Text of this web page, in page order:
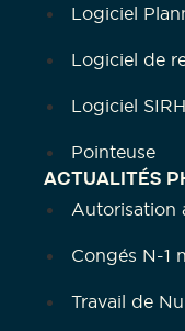
Logiciel
Logiciel de
Logiciel SIRH
Pointeuse
ACTUALITÉS
Autorisation
Congés N-1
Travail de